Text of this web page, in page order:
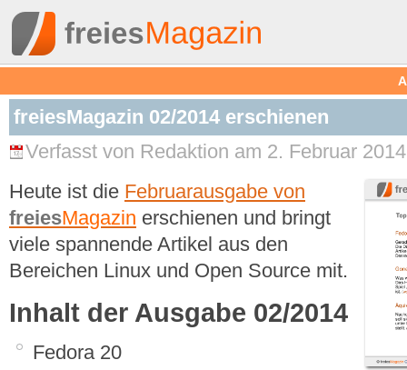
freiesMagazin 02/2014 erschienen
Verfasst von Redaktion am 2. Februar
Heute ist die Februarausgabe von
freiesMagazin erschienen und bringt
viele spannende Artikel aus den
Bereichen Linux und Open Source mit.
Inhalt der Ausgabe 02/2014
Fedora 20